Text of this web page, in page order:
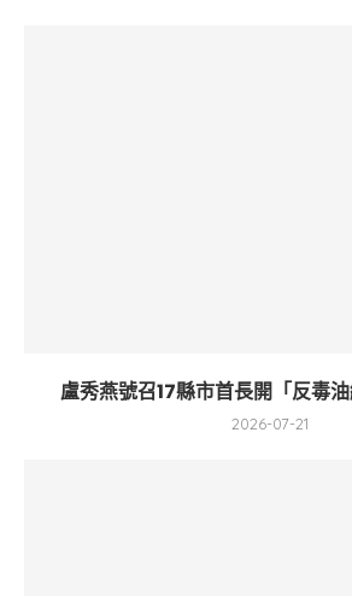
盧秀燕號召17縣市首長開「反毒
2026-07-21